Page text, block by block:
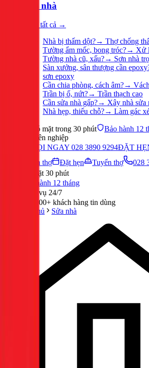
Sửa nhà
Xem tất cả →
Nhà bị thấm dột?→ Thợ chống
Tường ẩm mốc, bong tróc?→ Xử
Tường nhà cũ, xấu?→ Sơn nhà
Sàn xưởng, sân thượng cần
sơn epoxy
Cần chia phòng, cách âm?→
Trần bị ố, nứt?→ Trần thạch cao
Cần sửa nhà gấp?→ Xây nhà sửa
Nhà hẹp, thiếu chỗ?→ Làm gác
Có mặt trong 30 phút Bảo hành 12
chuyên nghiệp
GỌI NGAY 028 3890 9294ĐẶT
Tuyển thợ
Đặt hẹn Tuyển thợ
028
Có mặt 30 phút
Bảo hành 12 tháng
Phục vụ 24/7
300,000+ khách hàng tin dùng
Trang chủ
Sửa nhà